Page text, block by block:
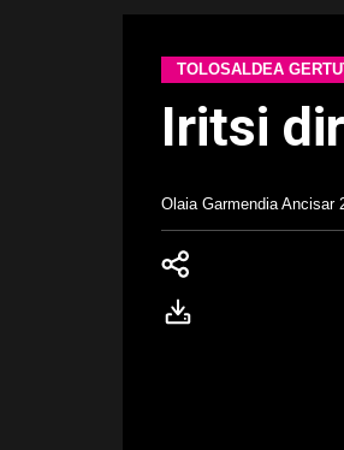
TOLOSALDEA
Iritsi
Olaia Garmendia Ancisar